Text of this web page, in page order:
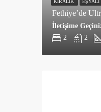
Fethiye’de
2 2
İletişime
KIRALIK EŞYALI